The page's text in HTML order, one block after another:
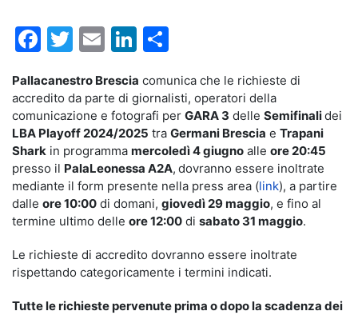
Facebook
Twitter
EmailLinkedIn
Pallacanestro Brescia comunica che le richieste di
accredito da parte di giornalisti, operatori della
comunicazione e fotografi per GARA 3 delle Semifinalidei
LBA Playoff 2024/2025 tra Germani Brescia e Trapani
Shark in programma mercoledì 4 giugno alle ore 20:45
presso il PalaLeonessa A2A, dovranno essere inoltrate
mediante il form presente nella press area (link), a partire
dalle ore 10:00 di domani, giovedì 29 maggio, e fino al
termine ultimo delle ore 12:00 di sabato 31 maggio.
Le richieste di accredito dovranno essere inoltrate
rispettando categoricamente i termini indicati.
Tutte le richieste pervenute prima o dopo la scadenza dei